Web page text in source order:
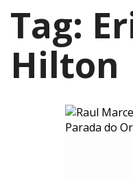
Tag:
Hilton